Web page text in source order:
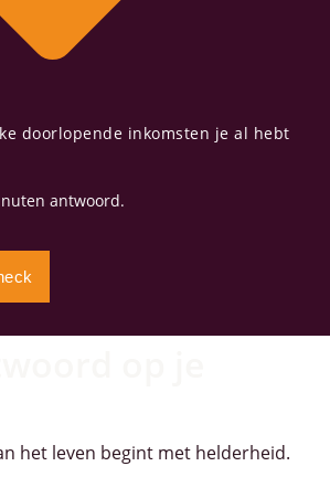
doorlopende inkomsten je al hebt
antwoord.
het leven begint met helderheid.